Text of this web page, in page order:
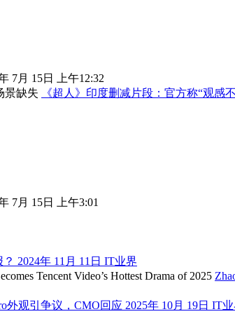
7月 15日 上午12:32
《超人》印度删减片段：官方称“观感
7月 15日 上午3:01
2024年 11月 11日 IT业界
外观引争议，CMO回应 2025年 10月 19日 IT业